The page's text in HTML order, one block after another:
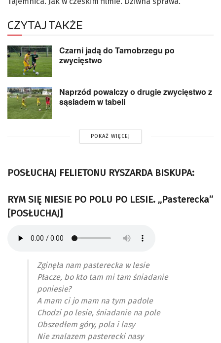
CZYTAJ TAKŻE
Czarni jadą do Tarnobrzegu po
zwycięstwo
Naprzód powalczy o drugie zwycięstwo z
sąsiadem w tabeli
POKAŻ WIĘCEJ
POSŁUCHAJ FELIETONU RYSZARDA BISKUPA:
RYM SIĘ NIESIE PO POLU PO LESIE. „Pasterecka”
[POSŁUCHAJ]
Zginęła nam pasterecka w lesie
Płacze, bo kto tam mi tam śniadanie
poniesie?
A mam ci jo mam na tym padole
Chodzi po lesie, śniadanie na pole
Obszedłem góry, pola i lasy
Nie znalazem pasterecki nasy